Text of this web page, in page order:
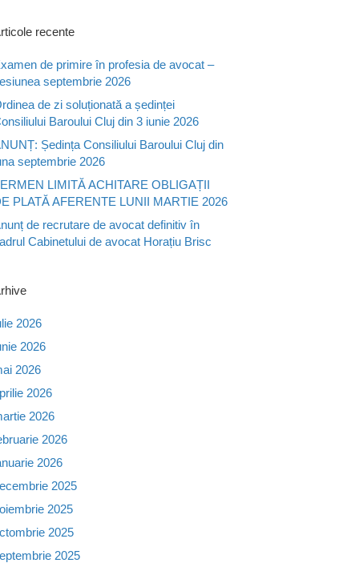
recente
de primire în profesia de avocat –
septembrie 2026
de zi soluționată a ședinței
Baroului Cluj din 3 iunie 2026
Ședința Consiliului Baroului Cluj din
septembrie 2026
LIMITĂ ACHITARE OBLIGAȚII
PLATĂ AFERENTE LUNII MARTIE 2026
de recrutare de avocat definitiv în
Cabinetului de avocat Horațiu Brisc
2026
2026
2026
2026
2026
2026
2026
2025
2025
2025
2025